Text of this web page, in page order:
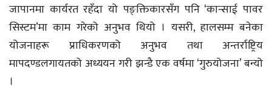
जापानमा कार्यरत रहँदा यो पङ्क्तिकारसँग पनि ‘कान्साई पावर
सिस्टम’मा काम गरेको अनुभव थियो । यसरी, हालसम्म बनेका
योजनाहरू प्राधिकरणको अनुभव तथा अन्तर्राष्ट्रिय
मापदण्डलगायतको अध्ययन गरी झन्डै एक वर्षमा ‘गुरुयोजना’ बन्यो
।